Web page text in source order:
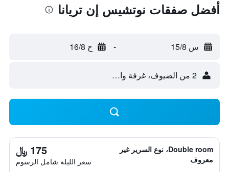
أفضل صفقات نوتشيس إن تريانا
س 15/8 - ح 16/8
2 من الضيوف، غرفة واحدة
Double room، نوع السرير غير
معروف
175 ﷼
سعر الليلة شامل الرسوم